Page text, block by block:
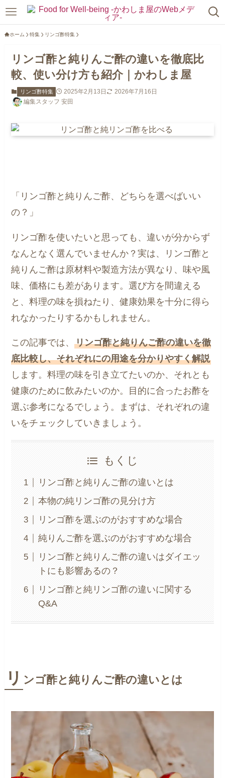
ホーム 特集 リンゴ酢特集
リンゴ酢と純りんご酢の違いを徹底比
較、使い分け方も紹介｜かわしま屋
リンゴ酢特集 2025年2月13日
2026年7月16日
編集スタッフ 安田
「リンゴ酢と純りんご酢、どちらを選べばいい
の？」
リンゴ酢を使いたいと思っても、違いが分からず
なんとなく選んでいませんか？実は、リンゴ酢と
純りんご酢は原材料や製造方法が異なり、味や風
味、価格にも差があります。選び方を間違える
と、料理の味を損ねたり、健康効果を十分に得ら
れなかったりするかもしれません。
この記事では、リンゴ酢と純りんご酢の違いを徹
底比較し、それぞれにの用途を分かりやすく解説
します。料理の味を引き立てたいのか、それとも
健康のために飲みたいのか。目的に合ったお酢を
選ぶ参考になるでしょう。まずは、それぞれの違
いをチェックしていきましょう。
もくじ
リンゴ酢と純りんご酢の違いとは
本物の純リンゴ酢の見分け方
リンゴ酢を選ぶのがおすすめな場合
純りんご酢を選ぶのがおすすめな場合
リンゴ酢と純りんご酢の違いはダイエッ
トにも影響あるの？
リンゴ酢と純リンゴ酢の違いに関する
Q&A
リ ンゴ酢と純りんご酢の違いとは